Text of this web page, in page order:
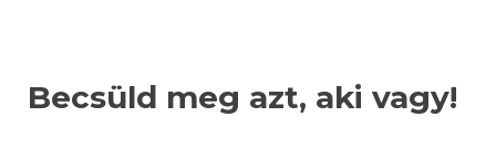
Becsüld meg azt, aki vagy!